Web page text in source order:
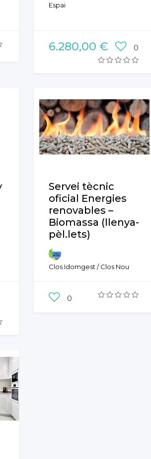
Espai
Dissenys espaïs cuina
6.280,00 € 0
Servei tècnic
oficial Energies
renovables –
Biomassa (llenya-
pèl.lets)
Clos Idomgest / Clos Nou
0